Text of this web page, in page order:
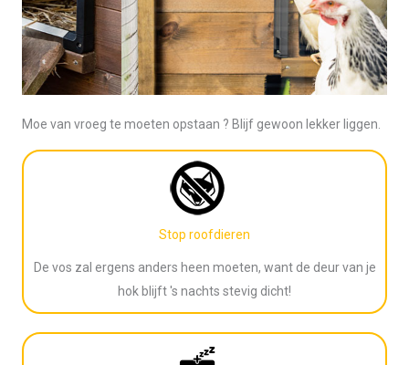
PRO
Moe van vroeg te moeten opstaan ? Blijf gewoon lekker liggen.
Stop roofdieren
De vos zal ergens anders heen moeten, want de deur van je
hok blijft 's nachts stevig dicht!